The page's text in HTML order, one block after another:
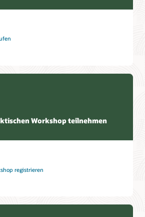
Workshop teilnehmen
registrieren